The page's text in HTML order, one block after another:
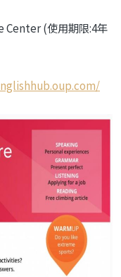
Center (使用期限:4年